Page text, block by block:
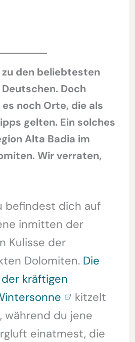
den beliebtesten
Doch
noch Orte, die als
gelten. Ein solches
Alta Badia im
Wir verraten,
befindest dich auf
inmitten der
Kulisse der
Dolomiten. Die
kräftigen
kitzelt
während du jene
einatmest, die